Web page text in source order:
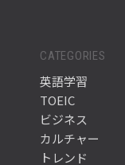
CATEGORIES
英語学習
TOEIC
ビジネス
カルチャー
トレンド